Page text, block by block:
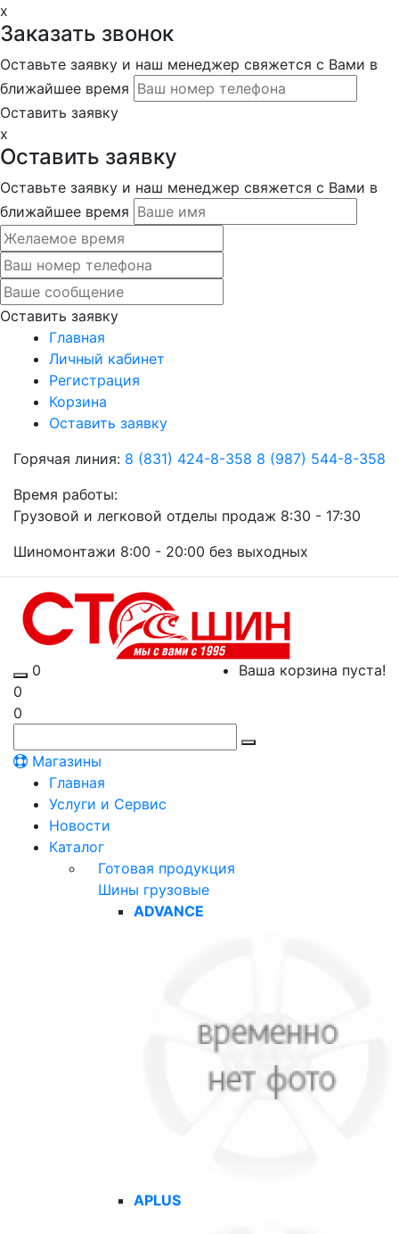
x
Заказать звонок
Оставьте заявку и наш менеджер свяжется с Вами в
ближайшее время
Оставить заявку
x
Оставить заявку
Оставьте заявку и наш менеджер свяжется с Вами в
ближайшее время
Оставить заявку
Главная
Личный кабинет
Регистрация
Корзина
Оставить заявку
Горячая линия: 8 (831) 424-8-358 8 (987) 544-8-358
Время работы:
Грузовой и легковой отделы продаж 8:30 - 17:30
Шиномонтажи 8:00 - 20:00 без выходных
0
Ваша корзина пуста!
0
0
Магазины
Главная
Услуги и Сервис
Новости
Каталог
Готовая продукция
Шины грузовые
ADVANCE
APLUS